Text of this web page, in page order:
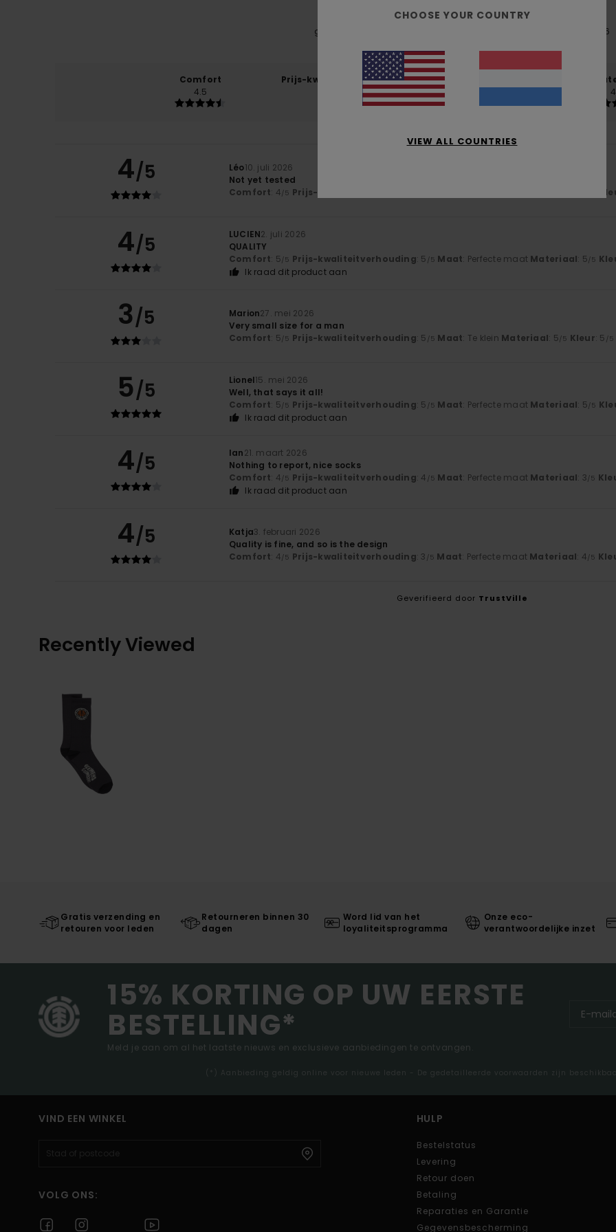
gebaseerd op
sinds februari 2026
Comfort
4.5
Prijs-kwaliteitverhouding
4/5 Léo10. juli 2026
Not yet tested
Comfort: 4/5 Prijs-kwaliteitverhouding
4/5 LUCIEN2. juli 2026
QUALITY
Comfort: 5/5 Prijs-kwaliteitverhouding: 5 /5 Maat: Perfecte maat Materiaal: 5/5
Ik raad dit product aan
3/5 Marion27. mei 2026
Very small size for a man
Comfort: 5/5 Prijs-kwaliteitverhouding: 5 /5 Maat: Te klein Materiaal: 5/5 Kleur: 5 /5
5/5 Lionel15. mei 2026
Well, that says it all!
Comfort: 5/5 Prijs-kwaliteitverhouding: 5 /5 Maat: Perfecte maat Materiaal: 5/5
Ik raad dit product aan
4/5 Ian21. maart 2026
Nothing to report, nice socks
Comfort: 4/5 Prijs-kwaliteitverhouding: 4 /5 Maat: Perfecte maat Materiaal: 3/5
Ik raad dit product aan
4/5 Katja3. februari 2026
Quality is fine, and so is the design
Comfort: 4/5 Prijs-kwaliteitverhouding: 3 /5 Maat: Perfecte maat Materiaal: 4/5
Geverifieerd door TrustVille
Recently Viewed
Gratis verzending en
retouren voor leden
Retourneren binnen 30
dagen
Word lid van het
loyaliteitsprogramma
Onze eco-
verantwoordelijke inzet
15% KORTING OP UW EERSTE
BESTELLING*
Meld je aan om al het laatste nieuws en exclusieve aanbiedingen te ontvangen.
(*) Aanbieding geldig online voor nieuwe leden - De gedetailleerde voorwaarden zijn
VIND EEN WINKEL
VOLG ONS:
HULP
Bestelstatus
Levering
Retour doen
Betaling
Reparaties en Garantie
Gegevensbescherming
CHOOSE YOUR COUNTRY
VIEW ALL COUNTRIES